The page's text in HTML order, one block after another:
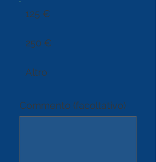
125 €
250 €
Altro
Commento (facoltativo)